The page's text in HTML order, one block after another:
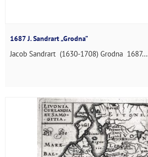
1687 J. Sandrart „Grodna”
Jacob Sandrart (1630-1708) Grodna 1687...